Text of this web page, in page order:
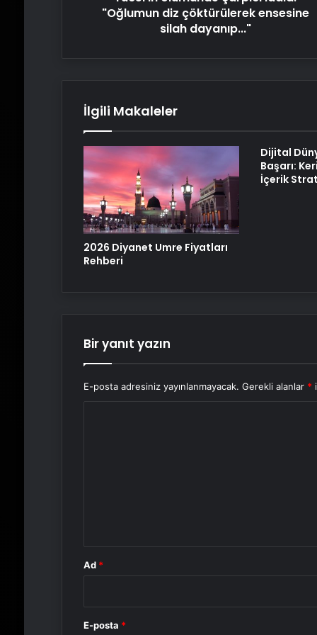
ensesine
"Oğlumun diz çöktürülerek ensesine
silah dayanıp..."
İlgili Makaleler
2026 Diyanet Umre Fiyatları
Rehberi
Dijital
Başarı:
İçerik
Bir yanıt yazın
E-posta adresiniz yayınlanmayacak. Gerekli alanlar *
Ad *
E-posta *